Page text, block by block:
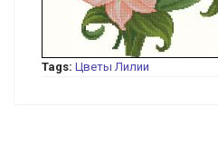
Tags: Цветы Лилии